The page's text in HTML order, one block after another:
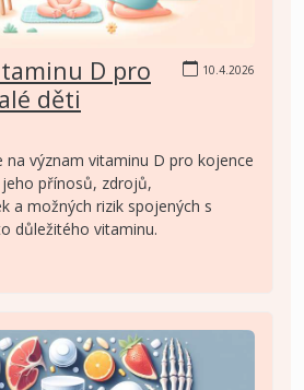
10.4.2026
D pro
děti
na význam vitaminu D pro kojence
přínosů, zdrojů,
a možných rizik spojených s
důležitého vitaminu.